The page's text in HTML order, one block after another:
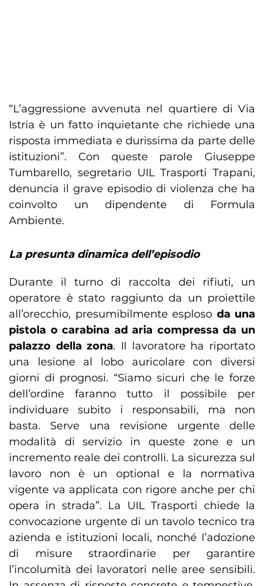
“L’aggressione avvenuta nel quartiere di Via
Istria è un fatto inquietante che richiede una
risposta immediata e durissima da parte delle
istituzioni”. Con queste parole Giuseppe
Tumbarello, segretario UIL Trasporti Trapani,
denuncia il grave episodio di violenza che ha
coinvolto un dipendente di Formula
Ambiente.
La presunta dinamica dell’episodio
Durante il turno di raccolta dei rifiuti, un
operatore è stato raggiunto da un proiettile
all’orecchio, presumibilmente esploso da una
pistola o carabina ad aria compressa da un
palazzo della zona. Il lavoratore ha riportato
una lesione al lobo auricolare con diversi
giorni di prognosi. “Siamo sicuri che le forze
dell’ordine faranno tutto il possibile per
individuare subito i responsabili, ma non
basta. Serve una revisione urgente delle
modalità di servizio in queste zone e un
incremento reale dei controlli. La sicurezza sul
lavoro non è un optional e la normativa
vigente va applicata con rigore anche per chi
opera in strada”. La UIL Trasporti chiede la
convocazione urgente di un tavolo tecnico tra
azienda e istituzioni locali, nonché l’adozione
di misure straordinarie per garantire
l’incolumità dei lavoratori nelle aree sensibili.